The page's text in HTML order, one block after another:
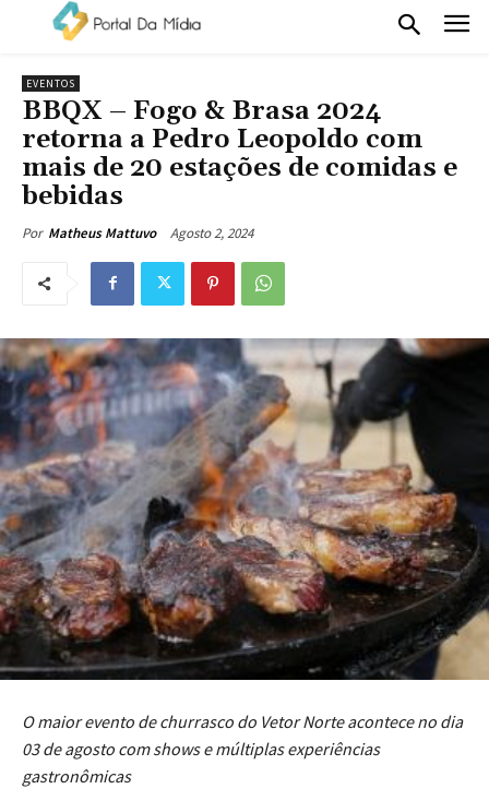
EVENTOS
BBQX – Fogo & Brasa 2024
retorna a Pedro Leopoldo com
mais de 20 estações de comidas e
bebidas
Por Matheus Mattuvo Agosto 2, 2024
O maior evento de churrasco do Vetor Norte acontece no dia
03 de agosto com shows e múltiplas experiências
gastronômicas